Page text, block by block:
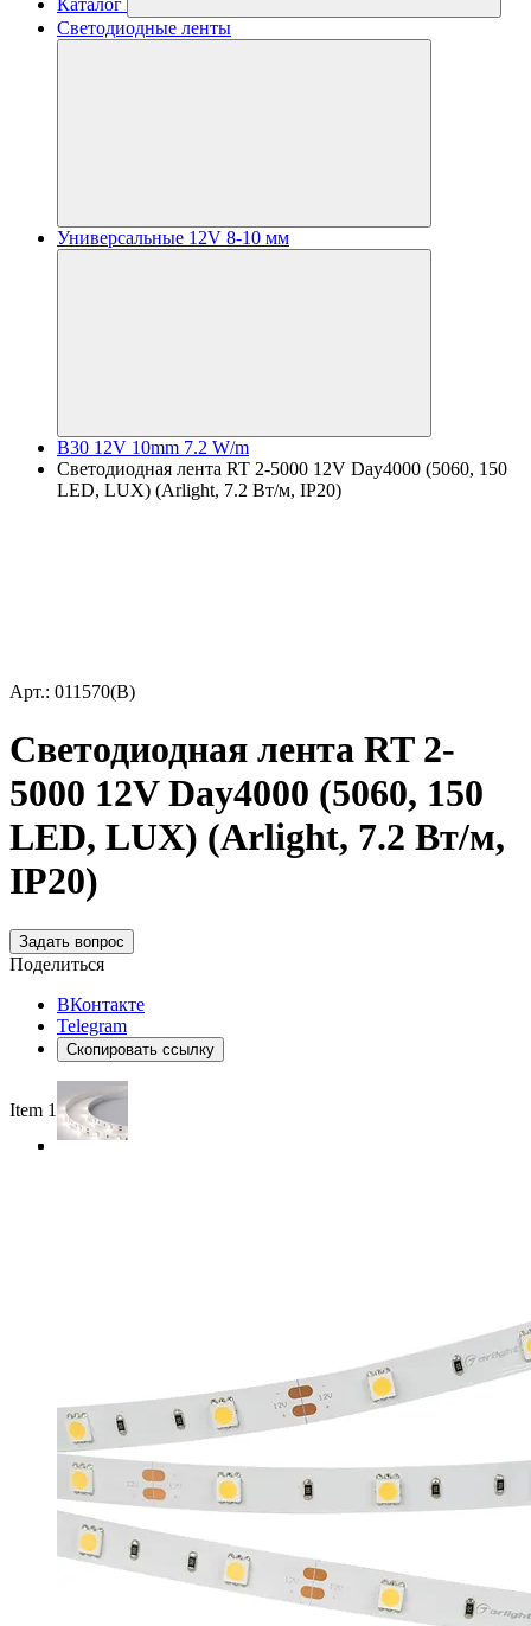
Каталог
Светодиодные ленты
Универсальные 12V 8-10 мм
B30 12V 10mm 7.2 W/m
Светодиодная лента RT 2-5000 12V Day4000 (5060, 150
LED, LUX) (Arlight, 7.2 Вт/м, IP20)
Арт.: 011570(B)
Светодиодная лента RT 2-
5000 12V Day4000 (5060, 150
LED, LUX) (Arlight, 7.2 Вт/м,
IP20)
Задать вопрос
Поделиться
ВКонтакте
Telegram
Скопировать ссылку
Item 1 of 5